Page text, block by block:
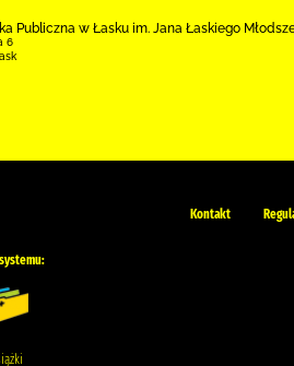
Publiczna w Łasku im. Jana Łaskiego
6
Kontakt